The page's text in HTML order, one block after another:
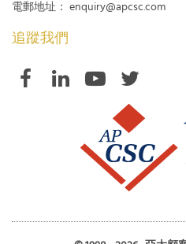
電郵地址：
enquiry@apcsc.com
追蹤我們